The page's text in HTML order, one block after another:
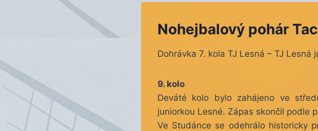
Nohejbalový pohár
Dohrávka 7. kola TJ Lesná – TJ Lesná
9. kolo
Deváté kolo bylo zahájeno ve
juniorkou Lesné. Zápas skončil podle
Ve Studánce se odehrálo historicky